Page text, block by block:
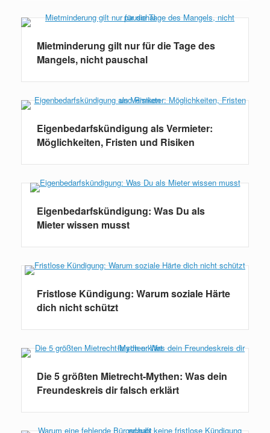
Mietminderung gilt nur für die Tage des
Mangels, nicht pauschal
Eigenbedarfskündigung als Vermieter:
Möglichkeiten, Fristen und Risiken
Eigenbedarfskündigung: Was Du als
Mieter wissen musst
Fristlose Kündigung: Warum soziale Härte
dich nicht schützt
Die 5 größten Mietrecht-Mythen: Was dein
Freundeskreis dir falsch erklärt